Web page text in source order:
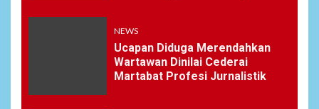
NEWS
Ucapan Diduga Merendahkan
Wartawan Dinilai Cederai
Martabat Profesi Jurnalistik